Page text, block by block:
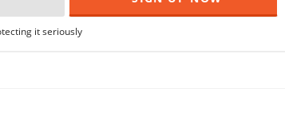
it seriously